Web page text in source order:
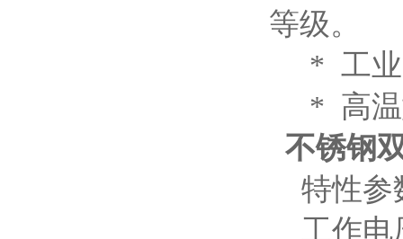
等级。
* 工业
* 高温
不锈钢
特性
工作电